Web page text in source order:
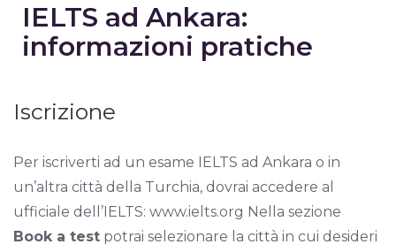
IELTS ad Ankara:
informazioni pratiche
Iscrizione
Per iscriverti ad un esame IELTS ad Ankara o in
un’altra città della Turchia, dovrai accedere al
ufficiale dell’IELTS: www.ielts.org Nella sezione
Book a testpotrai selezionare la città in cui desideri